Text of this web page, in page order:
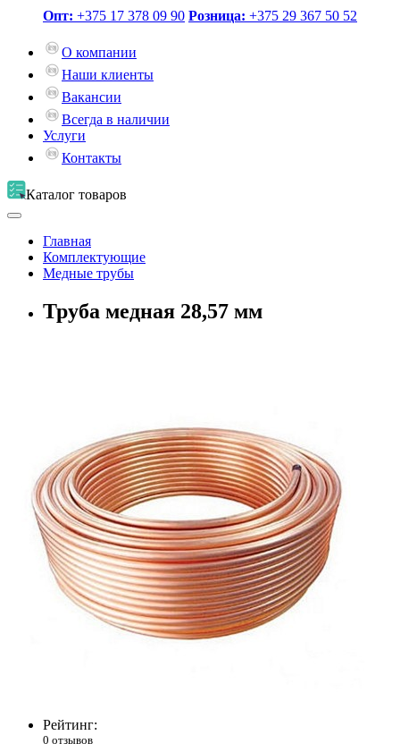
Опт: +375 17 378 09 90 Розница: +375 29 367 50 52
О компании
Наши клиенты
Вакансии
Всегда в наличии
Услуги
Контакты
Каталог товаров
Главная
Комплектующие
Медные трубы
Труба медная 28,57 мм
Рейтинг:
0 отзывов